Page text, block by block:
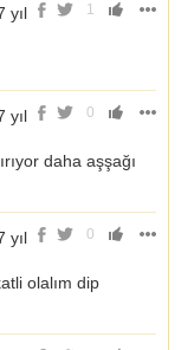
1
yıl
0
yıl
daha aşşağı
0
yıl
olalım dip